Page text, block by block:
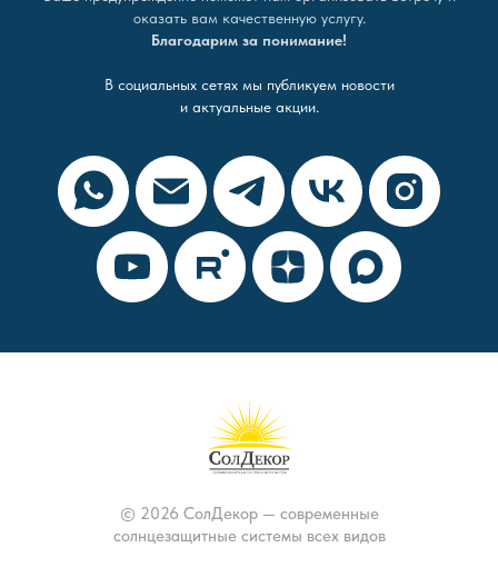
оказать вам качественную услугу.
Благодарим за понимание!
В социальных сетях мы публикуем новости
и актуальные акции.
© 2026 СолДекор — современные
солнцезащитные системы всех видов